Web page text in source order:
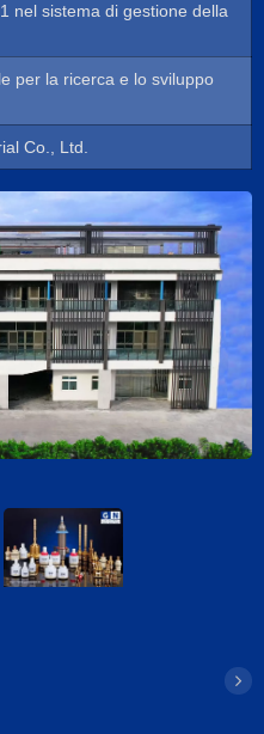
nel sistema di gestione della
per la ricerca e lo sviluppo
Co., Ltd.